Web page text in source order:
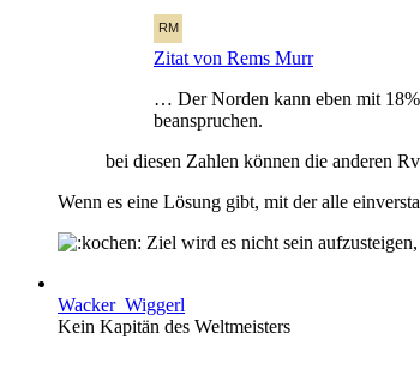
Zitat von Rems Murr
… Der Norden kann eben mit 18%
beanspruchen.
bei diesen Zahlen können die anderen
Wenn es eine Lösung gibt, mit der alle
Ziel wird es nicht sein
Wacker_Wiggerl
Kein Kapitän des Weltmeisters